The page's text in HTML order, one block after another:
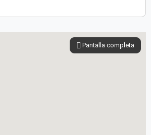
Pantalla completa